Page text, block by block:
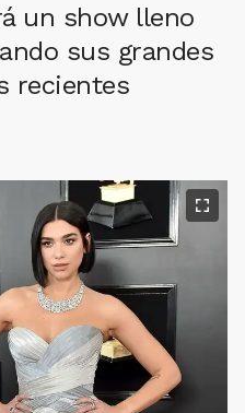
un show lleno
sus grandes
recientes